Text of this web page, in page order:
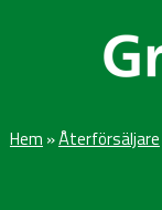
Hem »Återförsäljare